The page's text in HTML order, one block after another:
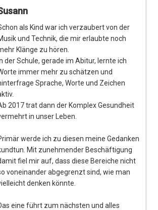
als Kind war ich verzaubert von der
und Technik, die mir erlaubte noch
Klänge zu hören.
der Schule, gerade im Abitur, lernte ich
immer mehr zu schätzen und
Sprache, Worte und Zeichen
2017 trat dann der Komplex Gesundheit
in unser Leben.
werde ich zu diesen meine Gedanken
Mit zunehmender Beschäftigung
fiel mir auf, dass diese Bereiche nicht
voneinander abgegrenzt sind, wie man
denken könnte.
eine führt zum nächsten und alles